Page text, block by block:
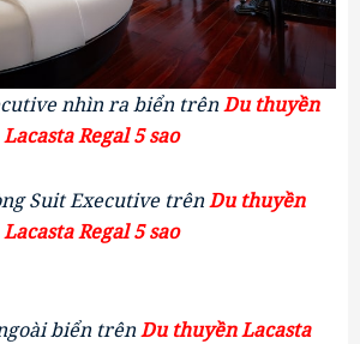
nhìn ra biển trên Du thuyền
Lacasta Regal5 sao
Suit Executive trên Du thuyền
Lacasta Regal5 sao
biển trênDu thuyền Lacasta